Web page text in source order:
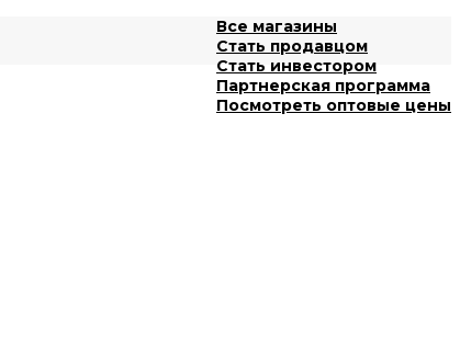
Все магазины
Стать продавцом
Стать инвестором
Партнерская программа
Посмотреть оптовые цены